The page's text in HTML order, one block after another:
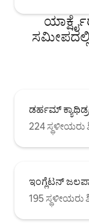
ಡರ್ಹಮ್
224 ಸ್ಥಳೀಯರು
ಇಂಗ್ಲೆಟನ್
195 ಸ್ಥಳೀಯರು